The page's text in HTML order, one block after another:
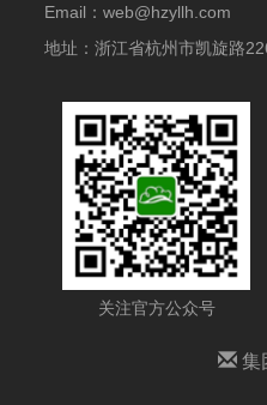
Email：web@hzyllh.com
地址：浙江省杭州市凯旋路
关注官方公众号
集